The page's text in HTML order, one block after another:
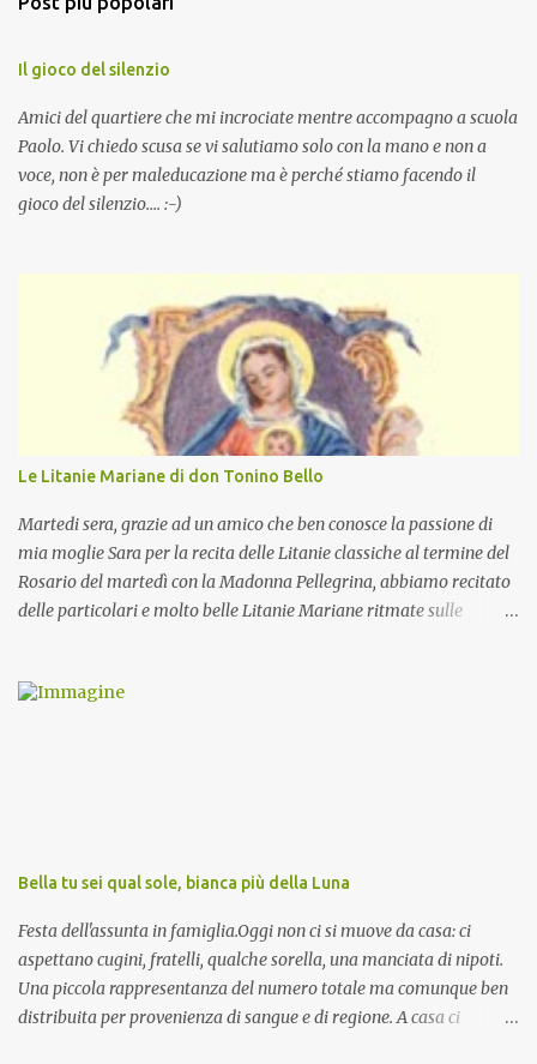
Il gioco del silenzio
Amici del quartiere che mi incrociate mentre accompagno a scuola
Paolo. Vi chiedo scusa se vi salutiamo solo con la mano e non a
voce, non è per maleducazione ma è perché stiamo facendo il
gioco del silenzio.... :-)
Le Litanie Mariane di don Tonino Bello
Martedi sera, grazie ad un amico che ben conosce la passione di
mia moglie Sara per la recita delle Litanie classiche al termine del
Rosario del martedì con la Madonna Pellegrina, abbiamo recitato
delle particolari e molto belle Litanie Mariane ritmate sulle
preghiera.
Bella tu sei qual sole, bianca più della Luna
Festa dell'assunta in famiglia.Oggi non ci si muove da casa: ci
aspettano cugini, fratelli, qualche sorella, una manciata di nipoti.
Una piccola rappresentanza del numero totale ma comunque ben
distribuita per provenienza di sangue e di regione. A casa ci